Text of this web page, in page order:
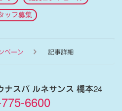
ッフ募集
ペーン 記事詳細
ナスパ ルネサンス 橋本24
6600